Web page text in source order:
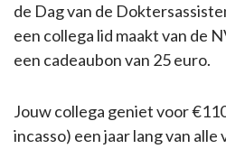
de Dag van de
een collega lid maakt van de
een cadeaubon van 25 euro.
Jouw collega geniet voor
incasso) een jaar lang van